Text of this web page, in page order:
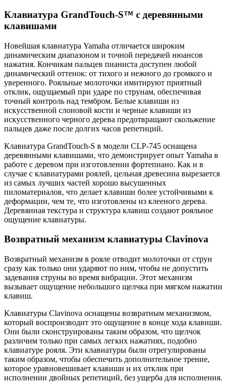
Клавиатура GrandTouch-S™ с деревянными
клавишами
Новейшая клавиатура Yamaha отличается широким
динамическим диапазоном и точной передачей нюансов
нажатия. Кончикам пальцев пианиста доступен любой
динамический оттенок: от тихого и нежного до громкого и
уверенного. Рояльные молоточки имитируют приятный
отклик, ощущаемый при ударе по струнам, обеспечивая
точный контроль над тембром. Белые клавиши из
искусственной слоновой кости и черные клавиши из
искусственного черного дерева предотвращают скольжение
пальцев даже после долгих часов репетиций.
Клавиатура GrandTouch-S в модели CLP-745 оснащена
деревянными клавишами, что демонстрирует опыт Yamaha в
работе с деревом при изготовлении фортепиано. Как и в
случае с клавиатурами роялей, цельная древесина вырезается
из самых лучших частей хорошо высушенных
пиломатериалов, что делает клавиши более устойчивыми к
деформации, чем те, что изготовлены из клееного дерева.
Деревянная текстура и структура клавиш создают рояльное
ощущение клавиатуры.
Возвратный механизм клавиатуры Clavinova
Возвратный механизм в рояле отводит молоточки от струн
сразу как только они ударяют по ним, чтобы не допустить
задевания струны во время вибрации. Этот механизм
вызывает ощущение небольшого щелчка при мягком нажатии
клавиш.
Клавиатуры Clavinova оснащены возвратным механизмом,
который воспроизводит это ощущение в конце хода клавиши.
Они были сконструированы таким образом, что щелчок
различим только при самых легких нажатиях, подобно
клавиатуре рояля. Эти клавиатуры были отрегулированы
таким образом, чтобы обеспечить дополнительное трение,
которое уравновешивает клавиши и их отклик при
исполнении двойных репетиций, без ущерба для исполнения.